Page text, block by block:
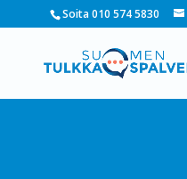
Soita 010 574 5830